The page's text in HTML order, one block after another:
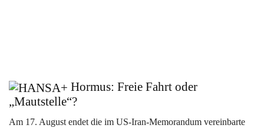
Hormus: Freie Fahrt oder
„Mautstelle“?
Am 17. August endet die im US-Iran-Memorandum vereinbarte